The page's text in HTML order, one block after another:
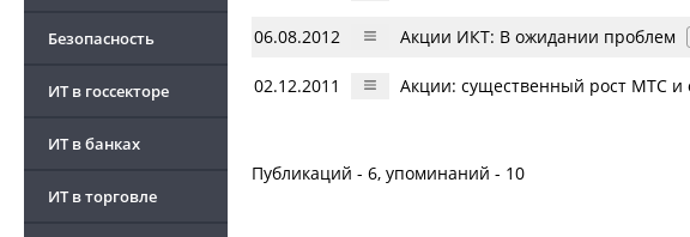
Безопасность
ИТ в госсекторе
ИТ в банках
ИТ в торговле
06.08.2012 Акции ИКТ: В ожидании проблем
02.12.2011 Акции: существенный рост МТС
Публикаций - 6, упоминаний - 10